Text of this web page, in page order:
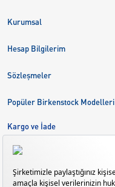
Kurumsal
Birkenstock Group
Kariyer
Hesap Bilgilerim
Sipariş Takibi
Sözleşmeler
Kargo ve İade
Çerez Tercihlerini Yönetin
Popüler Birkenstock Modelleri
Gizeh
Mayari
Kargo ve İade
Bize Ulaşın